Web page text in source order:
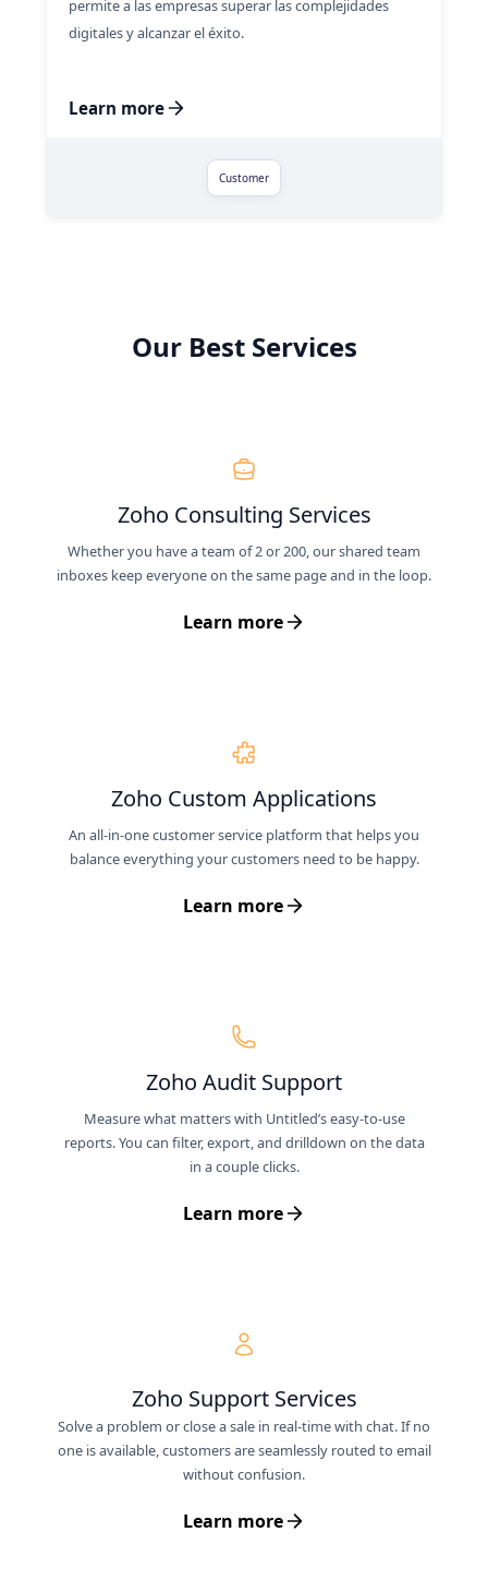
permite a las empresas superar las complejidades
digitales y alcanzar el éxito.
Learn more
Customer
Our Best Services
Zoho Consulting Services
Whether you have a team of 2 or 200, our shared team
inboxes keep everyone on the same page and in the loop.
Learn more
Zoho Custom Applications
An all-in-one customer service platform that helps you
balance everything your customers need to be happy.
Learn more
Zoho Audit Support
Measure what matters with Untitled’s easy-to-use
reports. You can filter, export, and drilldown on the data
in a couple clicks.
Learn more
Zoho Support Services
Solve a problem or close a sale in real-time with chat. If no
one is available, customers are seamlessly routed to email
without confusion.
Learn more